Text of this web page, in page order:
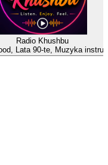
Radio Khushbu
Lata 90-te, Muzyka